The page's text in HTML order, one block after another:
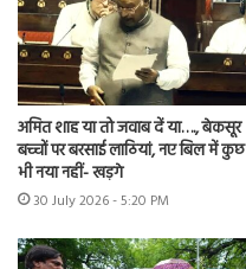
अमित शाह या तो जवाब दें या…., बेकसूर
बच्चों पर बरसाई लाठियां, नए बिल में कुछ
भी नया नहीं- खड़गे
30 July 2026 - 5:20 PM